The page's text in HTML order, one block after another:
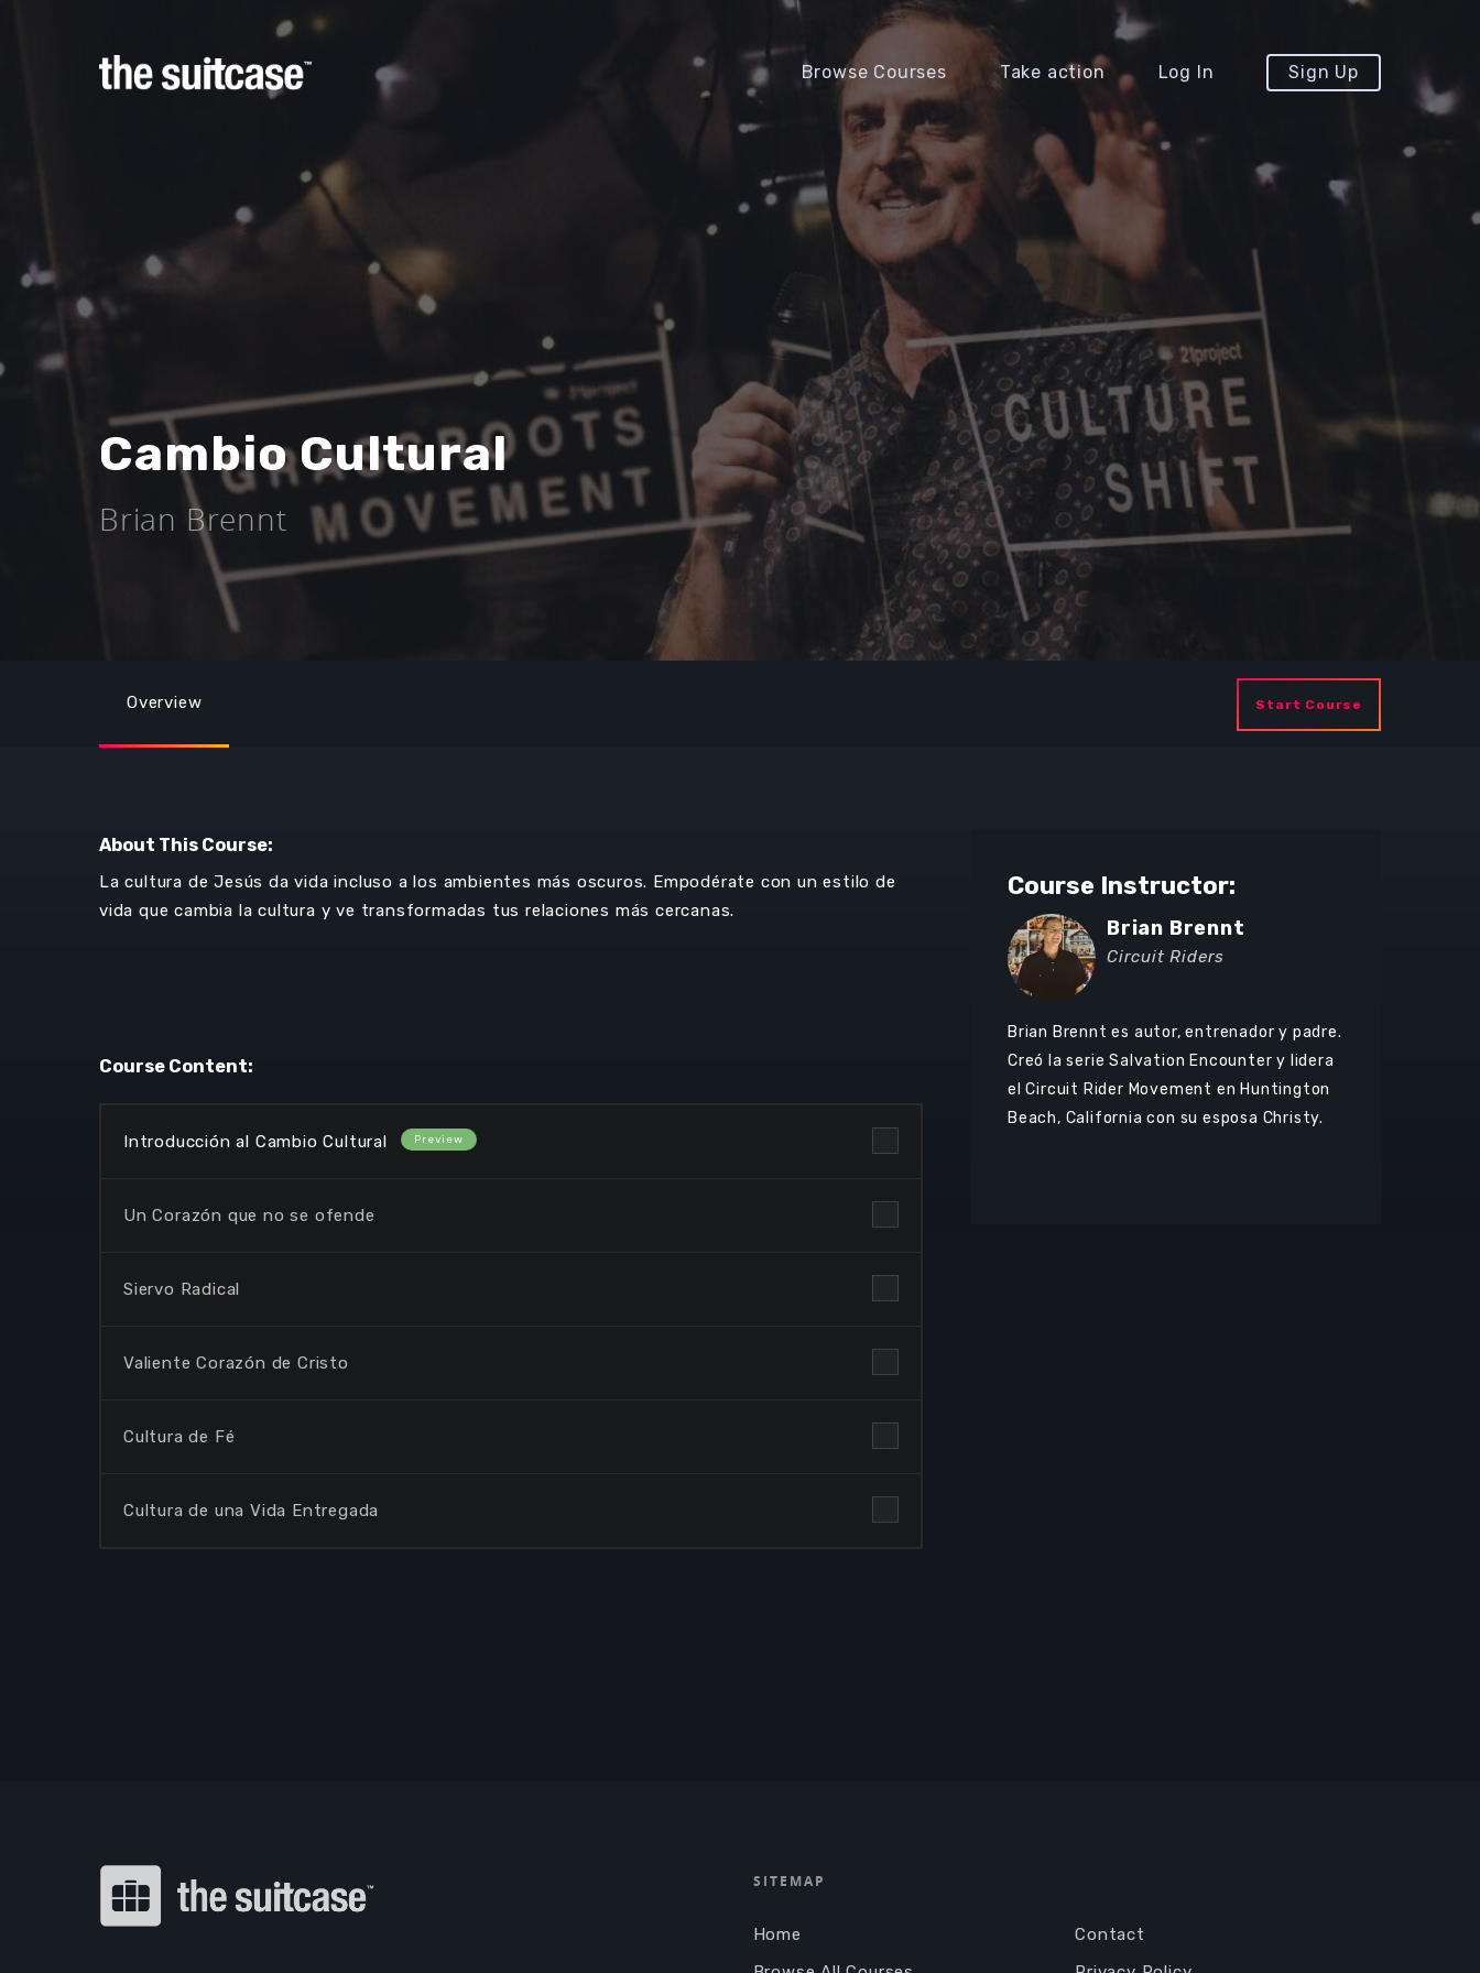
Hit enter to search or ESC to close
Browse Courses Take action Log In Sign Up
Cambio Cultural
Brian Brennt
Overview Start Course
About This Course:
La cultura de Jesús da vida incluso a los ambientes más oscuros. Empodérate con un estilo de
vida que cambia la cultura y ve transformadas tus relaciones más cercanas.
Course Content:
Introducción al Cambio Cultural
Un Corazón que no se ofende
Siervo Radical
Valiente Corazón de Cristo
Cultura de Fé
Cultura de una Vida Entregada
Course Instructor:
Brian Brennt
Circuit Riders
Brian Brennt es autor, entrenador y padre.
Creó la serie Salvation Encounter y lidera
el Circuit Rider Movement en Huntington
Beach, California con su esposa Christy.
SITEMAP
Home
Contact